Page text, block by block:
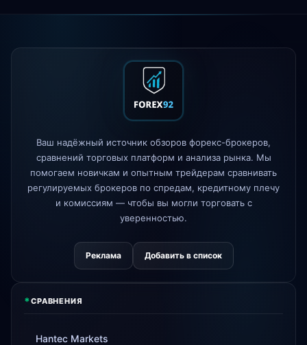
— новые счета с
нулевой комиссией
потерял лицензию
часа
Ваш надёжный источник обзоров форекс-брокеров,
сравнений торговых платформ и анализа рынка. Мы
помогаем новичкам и опытным трейдерам сравнивать
регулируемых брокеров по спредам, кредитному плечу
и комиссиям — чтобы вы могли торговать с
уверенностью.
Реклама Добавить в список
*СРАВНЕНИЯ
Hantec Markets